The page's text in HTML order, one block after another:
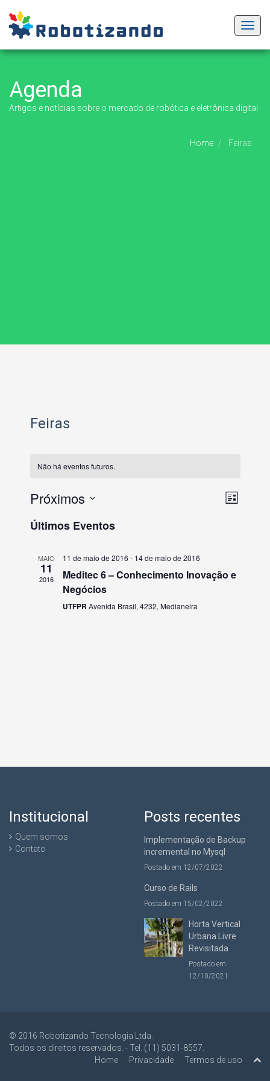
Agenda
Artigos e notícias sobre o mercado de robótica e eletrônica digital
Home Feiras
Feiras
Não há eventos futuros.
Lista
Próximos
aÚltimos Eventos
MAIO
11
2016
11 de maio de 2016 - 14 de maio de 2016
Meditec 6 – Conhecimento Inovação e
Negócios
UTFPR Avenida Brasil, 4232, Medianeira
Institucional
Quem somos
Contato
Posts recentes
Implementação de Backup
incremental no Mysql
Postado em 12/07/2022
Curso de Rails
Postado em 15/02/2022
Horta Vertical
Urbana Livre
Revisitada
Postado em
12/10/2021
© 2016 Robotizando Tecnologia Ltda.
Todos os direitos reservados. - Tel. (11) 5031-8557.
Home
Privacidade Termos de uso